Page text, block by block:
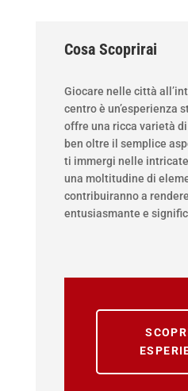
Cosa Scoprirai
Giocare nelle città
centro è un’esperienza
offre una ricca varietà
ben oltre il semplice
ti immergi nelle
una moltitudine di
contribuiranno a
entusiasmante e